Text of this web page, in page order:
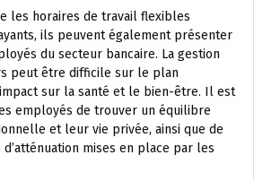
les horaires de travail flexibles
ils peuvent également présenter
du secteur bancaire. La gestion
peut être difficile sur le plan
sur la santé et le bien-être. Il est
employés de trouver un équilibre
et leur vie privée, ainsi que de
mises en place par les